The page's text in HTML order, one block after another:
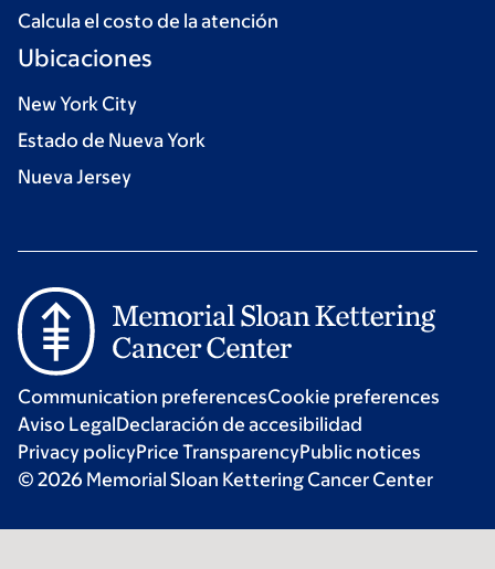
Calcula el costo de la atención
Ubicaciones
New York City
Estado de Nueva York
Nueva Jersey
Communication preferencesCookie preferences
Aviso LegalDeclaración de accesibilidad
Privacy policyPrice TransparencyPublic notices
© 2026 Memorial Sloan Kettering Cancer Center